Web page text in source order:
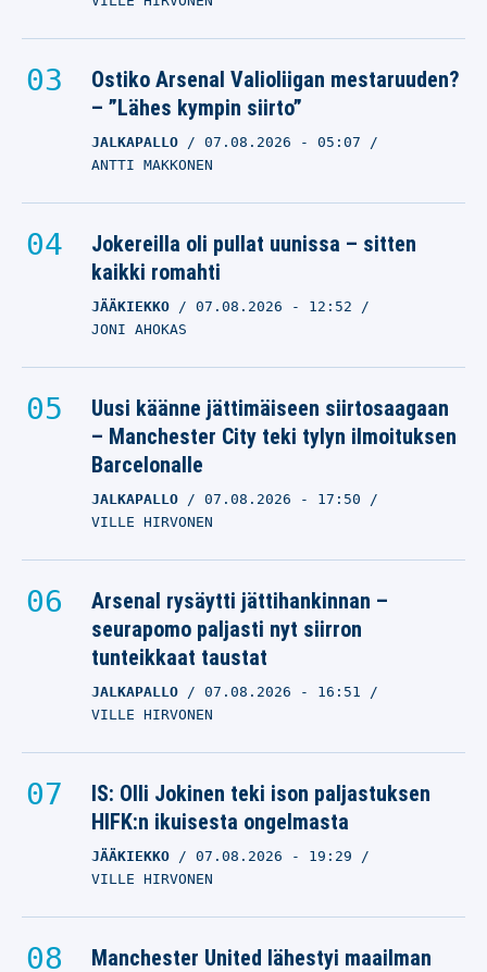
Ostiko Arsenal Valioliigan mestaruuden?
– ”Lähes kympin siirto”
JALKAPALLO 07.08.2026 - 05:07
ANTTI MAKKONEN
Jokereilla oli pullat uunissa – sitten
kaikki romahti
JÄÄKIEKKO 07.08.2026 - 12:52
JONI AHOKAS
Uusi käänne jättimäiseen siirtosaagaan
– Manchester City teki tylyn ilmoituksen
Barcelonalle
JALKAPALLO 07.08.2026 - 17:50
VILLE HIRVONEN
Arsenal rysäytti jättihankinnan –
seurapomo paljasti nyt siirron
tunteikkaat taustat
JALKAPALLO 07.08.2026 - 16:51
VILLE HIRVONEN
IS: Olli Jokinen teki ison paljastuksen
HIFK:n ikuisesta ongelmasta
JÄÄKIEKKO 07.08.2026 - 19:29
VILLE HIRVONEN
Manchester United lähestyi maailman